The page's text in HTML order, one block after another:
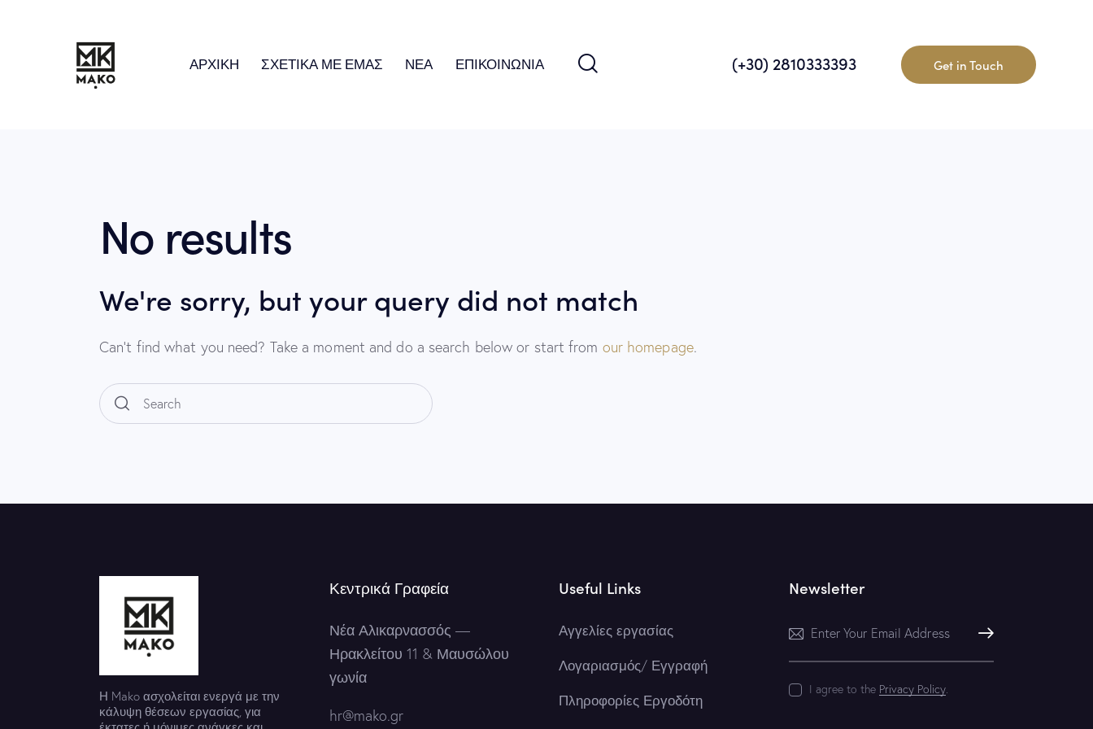
ΑΡΧΙΚΗ ΣΧΕΤΙΚΑ ΜΕ ΕΜΑΣ ΝΕΑ ΕΠΙΚΟΙΝΩΝΙΑ (+30) 2810333393 Get in Touch
No results
We're sorry, but your query did not match
Can't find what you need? Take a moment and do a search below or start from our homepage.
Η Mako ασχολείται ενεργά με την
κάλυψη θέσεων εργασίας, για
Κεντρικά Γραφεία
Νέα Αλικαρνασσός —
Ηρακλείτου 11 & Μαυσώλου
γωνία
hr@mako.gr
Useful Links
Αγγελίες εργασίας
Λογαριασμός/ Εγγραφή
Πληροφορίες Εργοδότη
Newsletter
Subscribe
I agree to the Privacy Policy.